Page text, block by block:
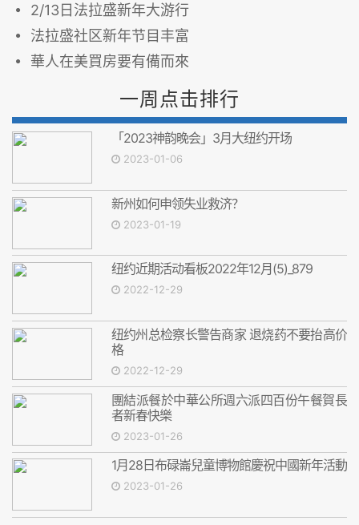
2/13日法拉盛新年大游行
法拉盛社区新年节目丰富
華人在美買房要有備而來
一周点击排行
「2023神韵晚会」3月大纽约开场
2023-01-06
新州如何申领失业救济？
2023-01-19
纽约近期活动看板2022年12月(5)_879
2022-12-29
纽约州总检察长警告商家 退烧药不要抬高价
格
2022-12-29
團結派餐於中華公所週六派四百份午餐賀長
者新春快樂
2023-01-26
1月28日布碌崙兒童博物館慶祝中國新年活動
2023-01-26